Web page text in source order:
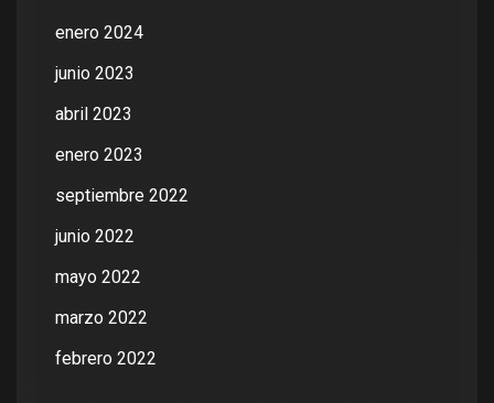
enero 2024
junio 2023
abril 2023
enero 2023
septiembre 2022
junio 2022
mayo 2022
marzo 2022
febrero 2022